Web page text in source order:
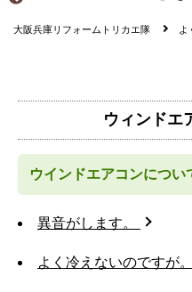
大阪兵庫リフォームトリカエ隊 よ
ウィンドエ
ウインドエアコンについ
異音がします。
よく冷えないのですが。